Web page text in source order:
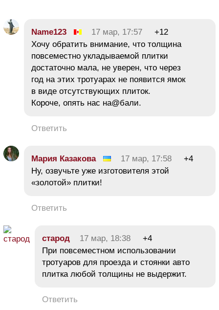
Name123 17 мар, 17:57
+12
Хочу обратить внимание, что толщина
повсеместно укладываемой плитки
достаточно мала, не уверен, что через
год на этих тротуарах не появится ямок
в виде отсутствующих плиток.
Короче, опять нас на@бали.
Ответить
Мария Казакова 17 мар, 17:58
+4
Ну, озвучьте уже изготовителя этой
«золотой» плитки!
Ответить
старод 17 мар, 18:38
+4
При повсеместном использовании
тротуаров для проезда и стоянки авто
плитка любой толщины не выдержит.
Ответить